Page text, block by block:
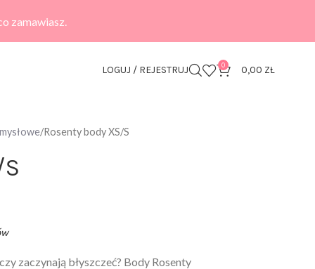
zamawiasz.
LOGUJ / REJESTRUJ 0 0,00 ZŁ
Rosenty body XS/S
zaczynają błyszczeć? Body Rosenty